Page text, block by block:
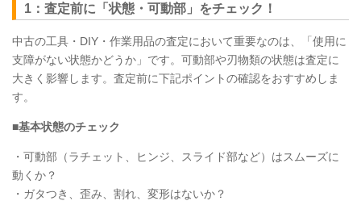
1：査定前に「状態・可動部」をチェック！
中古の工具・DIY・作業用品の査定において重要なのは、「使用に
支障がない状態かどうか」です。可動部や刃物類の状態は査定に
大きく影響します。査定前に下記ポイントの確認をおすすめしま
す。
■基本状態のチェック
・可動部（ラチェット、ヒンジ、スライド部など）はスムーズに
動くか？
・ガタつき、歪み、割れ、変形はないか？